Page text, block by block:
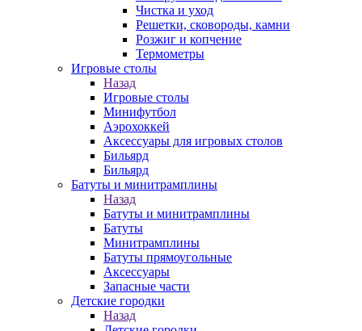
Чистка и уход
Решетки, сковороды, камни
Розжиг и копчение
Термометры
Игровые столы
Назад
Игровые столы
Минифутбол
Аэрохоккей
Аксессуары для игровых столов
Бильяpд
Бильяpд
Батуты и минитрамплины
Назад
Батуты и минитрамплины
Батуты
Минитрамплины
Батуты прямоугольные
Аксессуары
Запасные части
Детские городки
Назад